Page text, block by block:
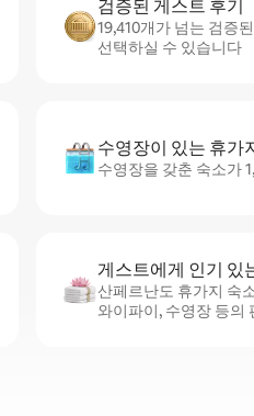
검증된 게스트 후기
19,410개가 넘는 검증
선택하실 수 있습니다
수영장이 있는 휴가
수영장을 갖춘 숙소가
게스트에게 인기 있
산페르난도 휴가지 숙
와이파이, 수영장 등의